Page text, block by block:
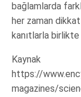
bağlamlarda
her zaman
kanıtlarla birlikte
Kaynak
https://
magazines/